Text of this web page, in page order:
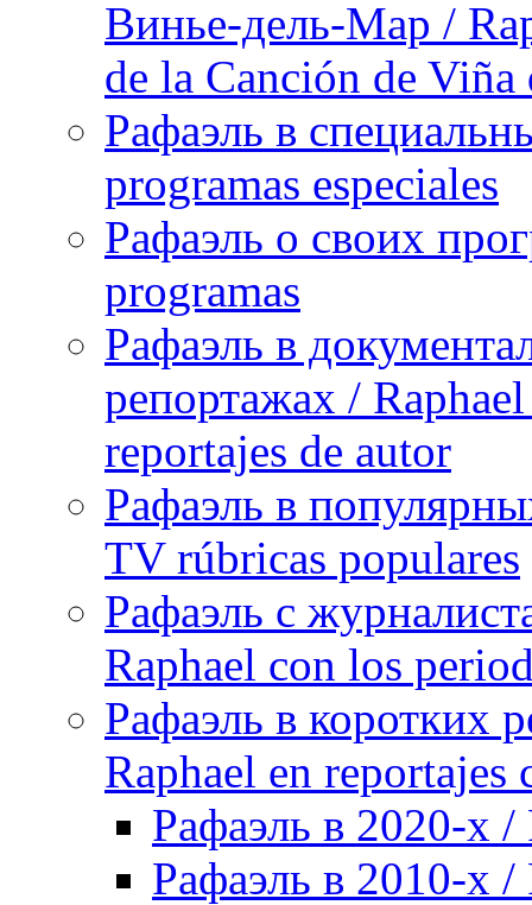
Винье-дель-Мар /
de la Canción de
Рафаэль в
programas especiales
Рафаэль о своих
programas
Рафаэль в
репортажах /
reportajes de autor
Рафаэль в
TV rúbricas populares
Рафаэль с
Raphael con los
Рафаэль в коротких
Raphael en reportajes
Рафаэль в 2020-х /
Рафаэль в 2010-х /